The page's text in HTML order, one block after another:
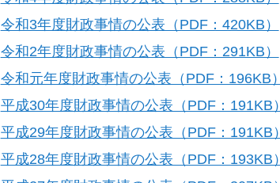
令和3年度財政事情の公表（PDF：420KB）
令和2年度財政事情の公表（PDF：291KB）
令和元年度財政事情の公表（PDF：196KB）
平成30年度財政事情の公表（PDF：191KB）
平成29年度財政事情の公表（PDF：191KB）
平成28年度財政事情の公表（PDF：193KB）